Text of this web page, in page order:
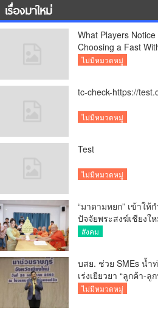
เรื่องมาใหม่
What Players
Choosing a Fast
Casino UK
ไม่มีหมวดหมู่
tc-check-https://
ไม่มีหมวดหมู่
Test
ไม่มีหมวดหมู่
“มาดามหยก” เข้าให้
ปัจจัยพระสงฆ์เชียงใ
ทำบัญชีรายรับรายจ่า
สังคม
บสย. ช่วย SMEs น้ำ
เร่งเยียวยา “ลูกค้า-ลู
ค่าธรรมเนียม-ค่างวด
ไม่มีหมวดหมู่